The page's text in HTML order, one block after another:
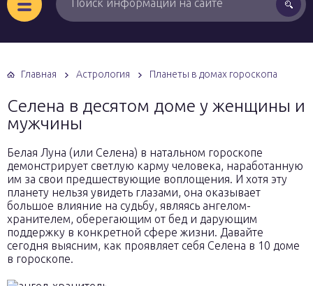
Главная Астрология Планеты в домах гороскопа
Селена в десятом доме у женщины и
мужчины
Белая Луна (или Селена) в натальном гороскопе
демонстрирует светлую карму человека, наработанную
им за свои предшествующие воплощения. И хотя эту
планету нельзя увидеть глазами, она оказывает
большое влияние на судьбу, являясь ангелом-
хранителем, оберегающим от бед и дарующим
поддержку в конкретной сфере жизни. Давайте
сегодня выясним, как проявляет себя Селена в 10 доме
в гороскопе.